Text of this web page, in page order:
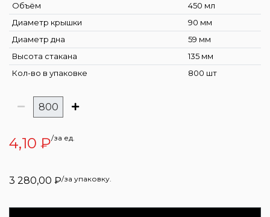
Объём
450 мл
Диаметр крышки
90 мм
Диаметр дна
59 мм
Высота стакана
135 мм
Кол-во в упаковке
800 шт
4,10 ₽/за ед.
3 280,00 ₽/за упаковку.